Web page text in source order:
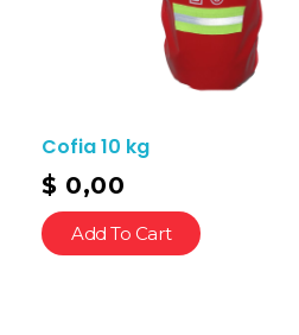
Cofia 10 kg
$ 0,00
Add To Cart